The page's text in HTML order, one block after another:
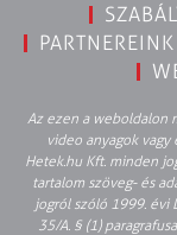
PARTNEREINK
Az ezen a weboldalon
video anyagok
Hetek.hu Kft. minden
tartalom szöveg- és
jogról szóló 1999. évi
35/A. § (1)